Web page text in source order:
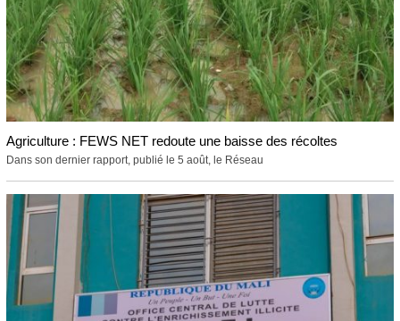
Agriculture : FEWS NET redoute une baisse des récoltes
Dans son dernier rapport, publié le 5 août, le Réseau